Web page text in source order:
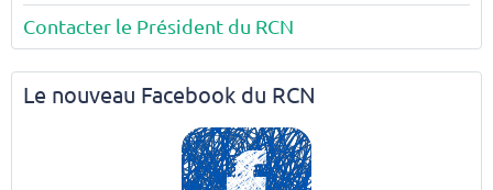
Contacter le Président du RCN
Le nouveau Facebook du RCN